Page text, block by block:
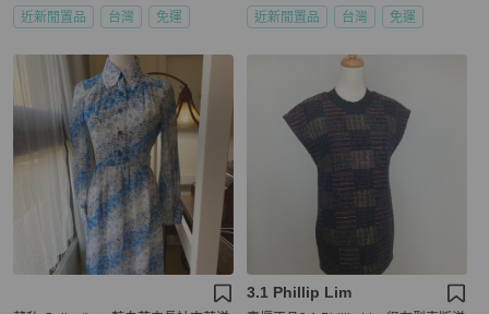
近新閒置品 台灣 免運 近新閒置品 台灣 免運
3.1 Phillip Lim